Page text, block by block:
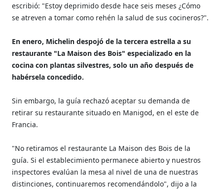
escribió: "Estoy deprimido desde hace seis meses ¿Cómo
se atreven a tomar como rehén la salud de sus cocineros?".
En enero, Michelin despojó de la tercera estrella a su
restaurante "La Maison des Bois" especializado en la
cocina con plantas silvestres, solo un año después de
habérsela concedido.
Sin embargo, la guía rechazó aceptar su demanda de
retirar su restaurante situado en Manigod, en el este de
Francia.
"No retiramos el restaurante La Maison des Bois de la
guía. Si el establecimiento permanece abierto y nuestros
inspectores evalúan la mesa al nivel de una de nuestras
distinciones, continuaremos recomendándolo", dijo a la